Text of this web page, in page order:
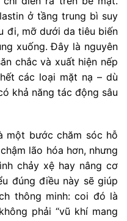
ở tầng trung bì suy
đi, mỡ dưới da tiêu biến
xuống. Đây là nguyên
chắc và xuất hiện nếp
các loại mặt nạ – dù
khả năng tác động sâu
một bước chăm sóc hỗ
lão hóa hơn, nhưng
chảy xệ hay nâng cơ
đúng điều này sẽ giúp
thông minh: coi đó là
phải “vũ khí mang